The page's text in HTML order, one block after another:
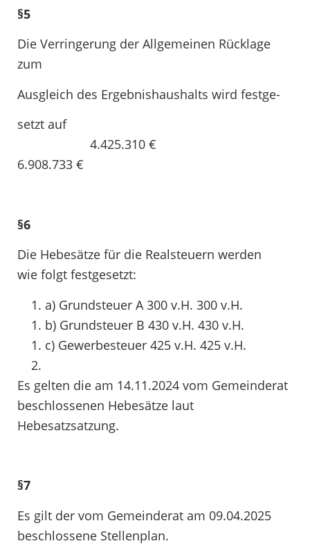
§5
Die Verringerung der Allgemeinen Rücklage
zum
Ausgleich des Ergebnishaushalts wird festge-
setzt auf
4.425.310 €
6.908.733 €
§6
Die Hebesätze für die Realsteuern werden
wie folgt festgesetzt:
a) Grundsteuer A 300 v.H. 300 v.H.
b) Grundsteuer B 430 v.H. 430 v.H.
c) Gewerbesteuer 425 v.H. 425 v.H.
Es gelten die am 14.11.2024 vom Gemeinderat
beschlossenen Hebesätze laut
Hebesatzsatzung.
§7
Es gilt der vom Gemeinderat am 09.04.2025
beschlossene Stellenplan.